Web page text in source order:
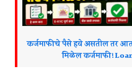
कर्जमाफीचे पैसे हवे असतील तर
मिळेल